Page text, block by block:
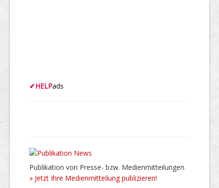
✔HELPads
Publikation von Presse- bzw. Medienmitteilungen.
» Jetzt Ihre Medienmitteilung publizieren!